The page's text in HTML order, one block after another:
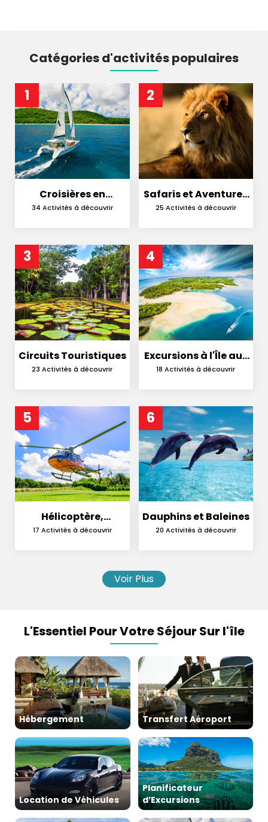
Catégories d'activités populaires
1
Croisières en
Catamaran
34 Activités à découvrir
2
Safaris et Aventures
en Nature
25 Activités à découvrir
3
Circuits Touristiques
23 Activités à découvrir
4
Excursions à l'Île aux
Cerfs
18 Activités à découvrir
5
Hélicoptère,
Hydravion et
17 Activités à découvrir
6
Dauphins et Baleines
20 Activités à découvrir
Voir Plus
L'Essentiel Pour Votre Séjour Sur l'île
Hébergement Transfert Aéroport
Location de Véhicules
Planificateur
d’Excursions